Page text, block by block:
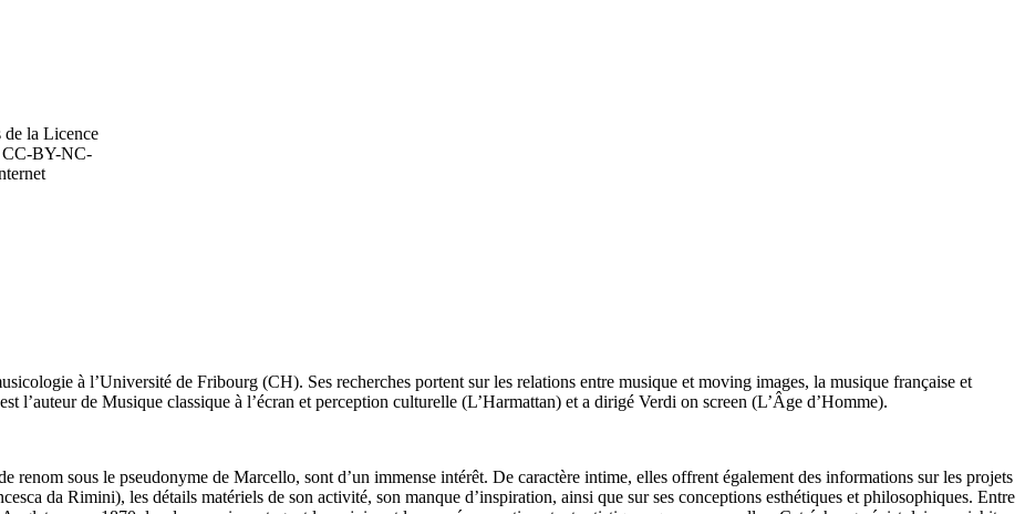
de la Licence
CC-BY-NC-
à l’Université de Fribourg (CH). Ses recherches portent sur les relations entre musique et moving images, la musique française et
l’auteur de Musique classique à l’écran et perception culturelle (L’Harmattan) et a dirigé Verdi on screen (L’Âge d’Homme).
renom sous le pseudonyme de Marcello, sont d’un immense intérêt. De caractère intime, elles offrent également des informations sur les projets
da Rimini), les détails matériels de son activité, son manque d’inspiration, ainsi que sur ses conceptions esthétiques et philosophiques. Entre